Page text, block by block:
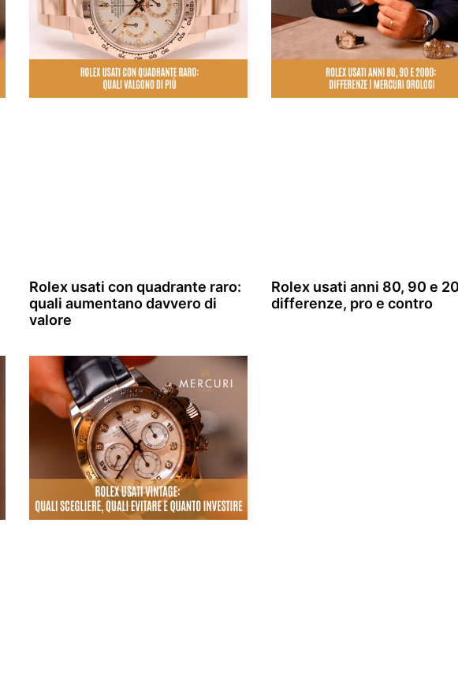
Rolex usati con quadrante raro:
quali aumentano davvero di
valore
Rolex usati anni 80, 90 e
differenze, pro e contro